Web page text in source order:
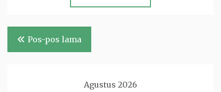
Navigasi
pos
Pos-pos lama
Agustus 2026